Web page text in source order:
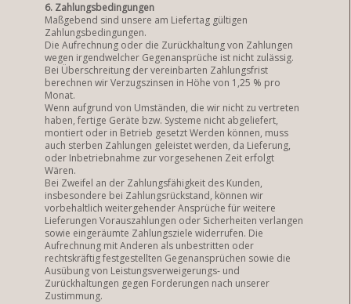
6. Zahlungsbedingungen
Maßgebend sind unsere am Liefertag gültigen
Zahlungsbedingungen.
Die Aufrechnung oder die Zurückhaltung von Zahlungen
wegen irgendwelcher Gegenansprüche ist nicht zulässig.
Bei Überschreitung der vereinbarten Zahlungsfrist
berechnen wir Verzugszinsen in Höhe von 1,25 % pro
Monat.
Wenn aufgrund von Umständen, die wir nicht zu vertreten
haben, fertige Geräte bzw. Systeme nicht abgeliefert,
montiert oder in Betrieb gesetzt Werden können, muss
auch sterben Zahlungen geleistet werden, da Lieferung,
oder Inbetriebnahme zur vorgesehenen Zeit erfolgt
Wären.
Bei Zweifel an der Zahlungsfähigkeit des Kunden,
insbesondere bei Zahlungsrückstand, können wir
vorbehaltlich weitergehender Ansprüche für weitere
Lieferungen Vorauszahlungen oder Sicherheiten verlangen
sowie eingeräumte Zahlungsziele widerrufen. Die
Aufrechnung mit Anderen als unbestritten oder
rechtskräftig festgestellten Gegenansprüchen sowie die
Ausübung von Leistungsverweigerungs- und
Zurückhaltungen gegen Forderungen nach unserer
Zustimmung.